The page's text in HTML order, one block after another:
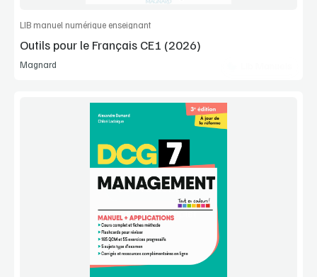
LIB manuel numérique enseignant
Outils pour le Français CE1 (2026)
Magnard
Voir la démo
Manuel complet